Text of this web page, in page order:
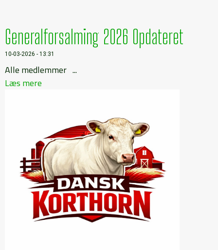
Generalforsalming 2026 Opdateret
10-03-2026 - 13:31
Alle medlemmer ...
Læs mere